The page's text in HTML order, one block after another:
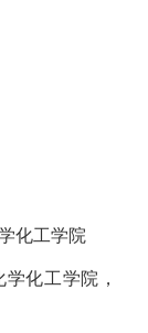
化工学院
化工学院，